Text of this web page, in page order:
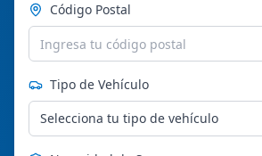
Código Postal
Tipo de Vehículo
Selecciona tu tipo de vehículo